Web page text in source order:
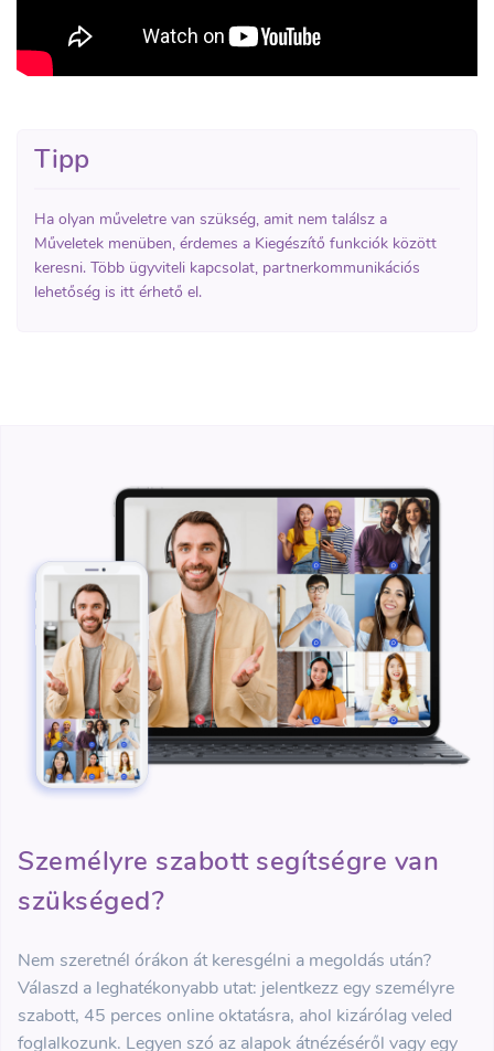
Tipp
Ha olyan műveletre van szükség, amit nem találsz a
Műveletek menüben, érdemes a Kiegészítő funkciók között
keresni. Több ügyviteli kapcsolat, partnerkommunikációs
lehetőség is itt érhető el.
Személyre szabott segítségre van
szükséged?
Nem szeretnél órákon át keresgélni a megoldás után?
Válaszd a leghatékonyabb utat: jelentkezz egy személyre
szabott, 45 perces online oktatásra, ahol kizárólag veled
foglalkozunk. Legyen szó az alapok átnézéséről vagy egy